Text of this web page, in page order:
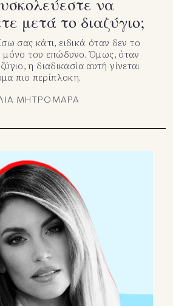
να
μετά το διαζύγιο;
σας κάτι, ειδικά όταν δεν το
μόνο του επώδυνο. Όμως, όταν
η διαδικασία αυτή γίνεται
πιο περίπλοκη.
ΜΗΤΡΟΜΑΡΑ